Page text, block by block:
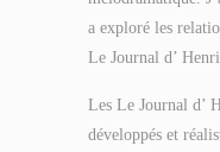
a exploré les
Le Journal d’
Les Le Journal d’
développés et